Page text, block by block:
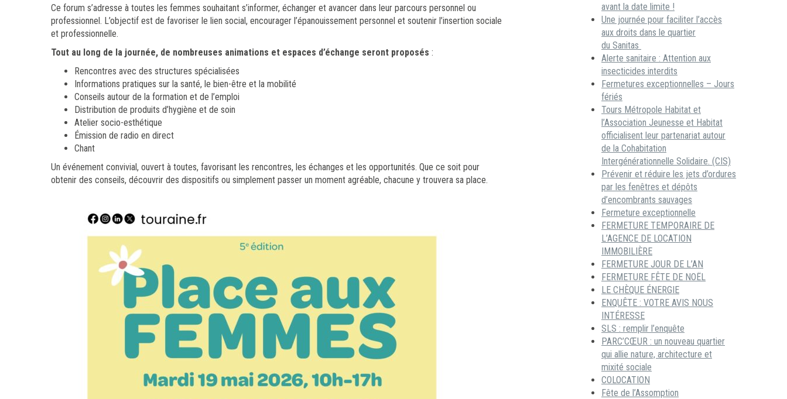
avant la date limite !
Une journée pour faciliter l’accès
aux droits dans le quartier
du Sanitas
Alerte sanitaire : Attention aux
insecticides interdits
Fermetures exceptionnelles – Jours
fériés
Tours Métropole Habitat et
l’Association Jeunesse et Habitat
officialisent leur partenariat autour
de la Cohabitation
Intergénérationnelle Solidaire. (CIS)
Prévenir et réduire les jets d’ordures
par les fenêtres et dépôts
d’encombrants sauvages
Fermeture exceptionnelle
FERMETURE TEMPORAIRE DE
L’AGENCE DE LOCATION
IMMOBILIÈRE
FERMETURE JOUR DE L’AN
FERMETURE FÊTE DE NOËL
LE CHÈQUE ÉNERGIE
ENQUÊTE : VOTRE AVIS NOUS
INTÉRESSE
SLS : remplir l’enquête
PARC’CŒUR : un nouveau quartier
qui allie nature, architecture et
mixité sociale
COLOCATION
Fête de l’Assomption
Ce forum s’adresse à toutes les femmes souhaitant s’informer, échanger et avancer dans leur parcours personnel ou
professionnel. L’objectif est de favoriser le lien social, encourager l’épanouissement personnel et soutenir l’insertion sociale
et professionnelle.
Tout au long de la journée, de nombreuses animations et espaces d’échange seront proposés :
Rencontres avec des structures spécialisées
Informations pratiques sur la santé, le bien-être et la mobilité
Conseils autour de la formation et de l’emploi
Distribution de produits d’hygiène et de soin
Atelier socio-esthétique
Émission de radio en direct
Chant
Un événement convivial, ouvert à toutes, favorisant les rencontres, les échanges et les opportunités. Que ce soit pour
obtenir des conseils, découvrir des dispositifs ou simplement passer un moment agréable, chacune y trouvera sa place.